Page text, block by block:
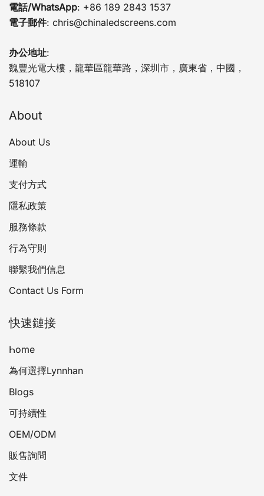
電話/WhatsApp: +86 189 2843 1537
電子郵件: chris@chinaledscreens.com
办公地址:
魏豐光電大樓，龍華區龍華路，深圳市，廣東省，中國，
518107
About
About Us
運輸
支付方式
隱私政策
服務條款
行為守則
聯繫我們信息
Contact Us Form
快速鏈接
Һоmе
為何選擇Lynnhan
Blogs
可持續性
OEM/ODM
販售詢問
文件